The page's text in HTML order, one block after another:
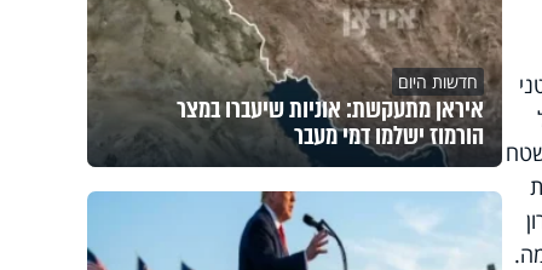
חדשות היום
איראן מתעקשת: אוניות שיעברו במצר
הורמוז ישלמו דמי מעבר